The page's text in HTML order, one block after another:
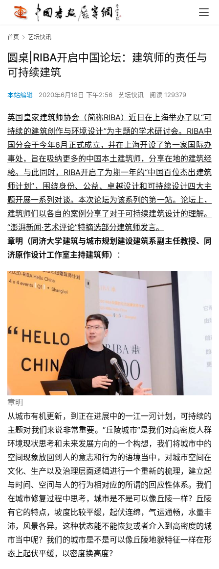
首页 艺坛快讯
圆桌|RIBA开启中国论坛：建筑师的责任与
可持续建筑
本站编辑 2020年6月18日 下午2:56 艺坛快讯 阅读 129379
英国皇家建筑师协会（简称RIBA）近日在上海举办了以“可
持续的建筑创作与环境设计”为主题的学术研讨会。RIBA中
国分会于今年6月正式成立，并在上海开设了第一家国际办
事处，旨在吸纳更多的中国本土建筑师，分享在地的建筑经
验。与此同时，RIBA开启了为期一年的“中国百位杰出建筑
师计划”，围绕身份、公益、卓越设计和可持续设计四大主
题开展一系列对谈。本次论坛为该系列的第一站。论坛上，
建筑师们以各自的案例分享了对于可持续建筑设计的理解。
“澎湃新闻·艺术评论”特摘选部分建筑师发言。
章明（同济大学建筑与城市规划建设建筑系副主任教授、同
济原作设计工作室主持建筑师）
：
章明
从城市有机更新，到正在进展中的一江一河计划，可持续的
主题对我们来说非常重要。“丘陵城市”是我们对高密度人群
环境现状思考和未来发展方向的一个构想，我们将城市中的
空间现象放回到人的意志和行为的语境当中，对城市空间在
文化、生产以及治理层面逻辑进行一个重新的梳理，建立起
与时间、空间与人的行为相对应的所谓的回应性体系。我们
在城市修复过程中思考，城市是不是可以像丘陵一样？丘陵
有它的特点，坡度比较平缓，起伏连绵，气运通畅，水量丰
沛，风景各异。这种状态能不能恢复或者介入到高密度的城
市当中呢？我们的城市是不是可以像丘陵地貌特征一样在形
态上起伏平缓，以密度换高度？